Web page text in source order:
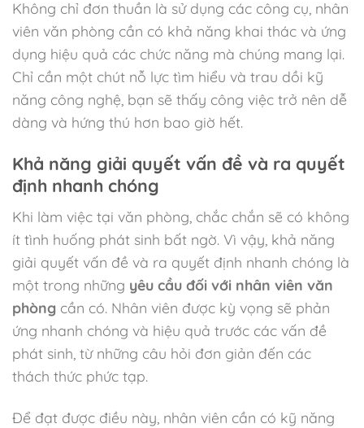
Không chỉ đơn thuần là sử dụng các công cụ, nhân
viên văn phòng cần có khả năng khai thác và ứng
dụng hiệu quả các chức năng mà chúng mang lại.
Chỉ cần một chút nỗ lực tìm hiểu và trau dồi kỹ
năng công nghệ, bạn sẽ thấy công việc trở nên dễ
dàng và hứng thú hơn bao giờ hết.
Khả năng giải quyết vấn đề và ra quyết
định nhanh chóng
Khi làm việc tại văn phòng, chắc chắn sẽ có không
ít tình huống phát sinh bất ngờ. Vì vậy, khả năng
giải quyết vấn đề và ra quyết định nhanh chóng là
một trong những yêu cầu đối với nhân viên văn
phòng cần có. Nhân viên được kỳ vọng sẽ phản
ứng nhanh chóng và hiệu quả trước các vấn đề
phát sinh, từ những câu hỏi đơn giản đến các
thách thức phức tạp.
Để đạt được điều này, nhân viên cần có kỹ năng